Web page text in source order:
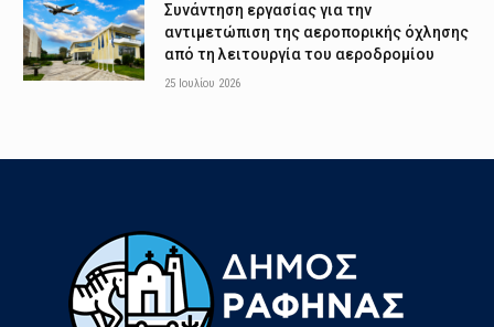
Συνάντηση εργασίας για την
αντιμετώπιση της αεροπορικής όχλησης
από τη λειτουργία του αεροδρομίου
25 Ιουλίου 2026